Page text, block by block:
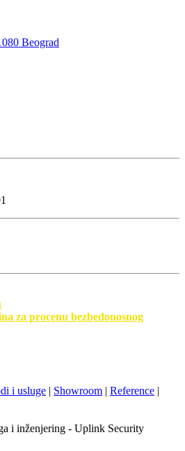
Beograd
za procenu bezbedonosnog
i usluge | Showroom | Reference |
i inženjering - Uplink Security